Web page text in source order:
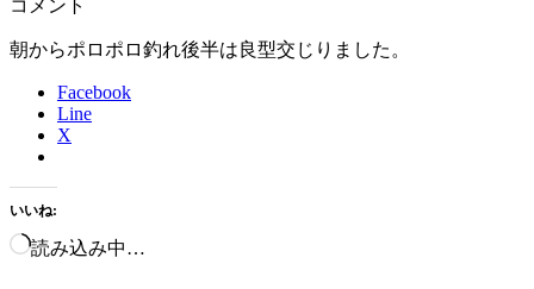
コメント
朝からポロポロ釣れ後半は良型交じりました。
Facebook
Line
X
いいね:
読み込み中…